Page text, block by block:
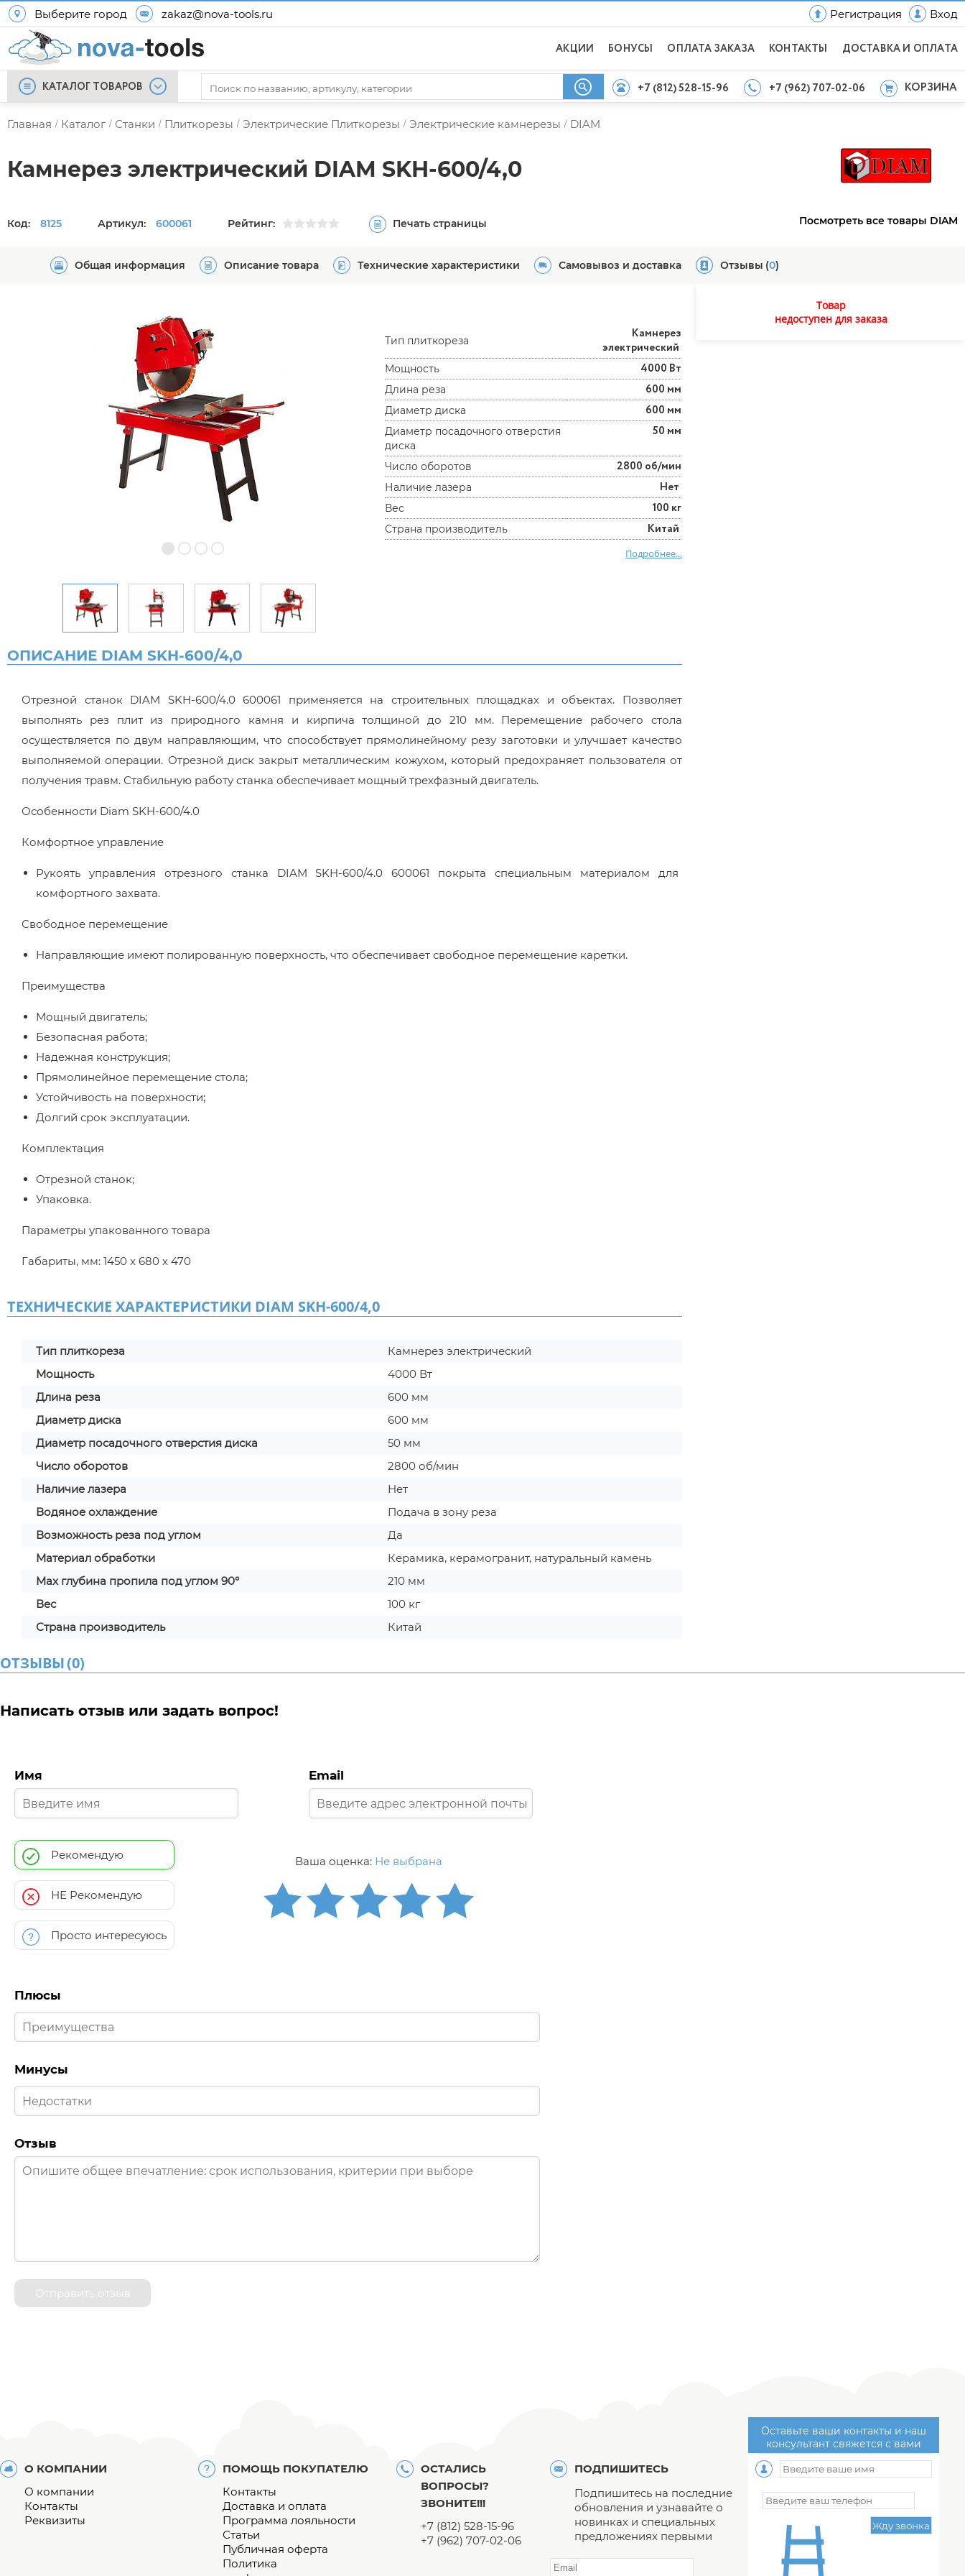
Выберите город zakaz@nova-tools.ru Регистрация Вход
АКЦИИ БОНУСЫ ОПЛАТА ЗАКАЗА КОНТАКТЫ ДОСТАВКА И ОПЛАТА
КАТАЛОГ ТОВАРОВ +7 (812) 528-15-96 +7 (962) 707-02-06 КОРЗИНА
Главная / Каталог / Станки / Плиткорезы / Электрические Плиткорезы / Электрические камнерезы / DIAM
Камнерез электрический DIAM SKH-600/4,0
Код: 8125 Артикул: 600061 Рейтинг: Печать страницы Посмотреть все товары DIAM
Общая информация Описание товара Технические характеристики Самовывоз и доставка Отзывы (0)
Тип плиткореза
Камнерез
электрический
Мощность 4000 Вт
Длина реза 600 мм
Диаметр диска 600 мм
Диаметр посадочного отверстия
диска
50 мм
Число оборотов 2800 об/мин
Наличие лазера Нет
Вес 100 кг
Страна производитель Китай
Подробнее...
ОПИСАНИЕ DIAM SKH-600/4,0
Отрезной станок DIAM SKH-600/4.0 600061 применяется на строительных площадках и объектах. Позволяет
выполнять рез плит из природного камня и кирпича толщиной до 210 мм. Перемещение рабочего стола
осуществляется по двум направляющим, что способствует прямолинейному резу заготовки и улучшает качество
выполняемой операции. Отрезной диск закрыт металлическим кожухом, который предохраняет пользователя от
получения травм. Стабильную работу станка обеспечивает мощный трехфазный двигатель.
Особенности Diam SKH-600/4.0
Комфортное управление
Рукоять управления отрезного станка DIAM SKH-600/4.0 600061 покрыта специальным материалом для
комфортного захвата.
Свободное перемещение
Направляющие имеют полированную поверхность, что обеспечивает свободное перемещение каретки.
Преимущества
Мощный двигатель;
Безопасная работа;
Надежная конструкция;
Прямолинейное перемещение стола;
Устойчивость на поверхности;
Долгий срок эксплуатации.
Комплектация
Отрезной станок;
Упаковка.
Параметры упакованного товара
Габариты, мм: 1450 x 680 x 470
ТЕХНИЧЕСКИЕ ХАРАКТЕРИСТИКИ DIAM SKH-600/4,0
Тип плиткореза
Камнерез электрический
Мощность
4000 Вт
Длина реза
600 мм
Диаметр диска
600 мм
Диаметр посадочного отверстия диска
50 мм
Число оборотов
2800 об/мин
Наличие лазера
Нет
Водяное охлаждение
Подача в зону реза
Возможность реза под углом
Да
Материал обработки
Керамика, керамогранит, натуральный камень
Max глубина пропила под углом 90°
210 мм
Вес
100 кг
Страна производитель
Китай
Товар
недоступен для заказа
ОТЗЫВЫ(0)
Написать отзыв или задать вопрос!
Имя Email
Рекомендую
НЕ Рекомендую
Просто интересуюсь
Ваша оценка: Не выбрана
Плюсы
Минусы
Отзыв
Отправить отзыв
О КОМПАНИИ
О компании
Контакты
Реквизиты
ПОМОЩЬ ПОКУПАТЕЛЮ
Контакты
Доставка и оплата
Программа лояльности
Статьи
Публичная оферта
Политика
ОСТАЛИСЬ
ВОПРОСЫ?
ЗВОНИТЕ!!!
+7 (812) 528-15-96
+7 (962) 707-02-06
ПОДПИШИТЕСЬ
Подпишитесь на последние
обновления и узнавайте о
новинках и специальных
предложениях первыми
Оставьте ваши контакты и наш
консультант свяжется с вами